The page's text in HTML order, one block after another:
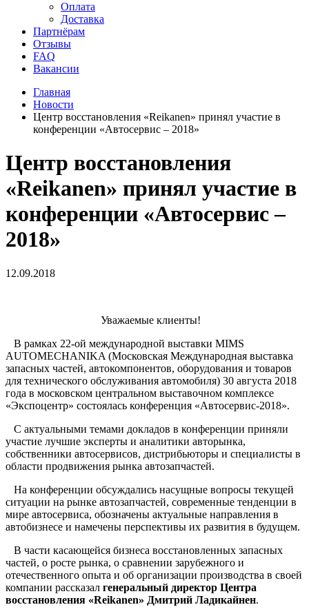
Оплата
Доставка
Партнёрам
Отзывы
FAQ
Вакансии
Главная
Новости
Центр восстановления «Reikanen» принял участие в
конференции «Автосервис – 2018»
Центр восстановления
«Reikanen» принял участие в
конференции «Автосервис –
2018»
12.09.2018
Уважаемые клиенты!
В рамках 22-ой международной выставки MIMS
AUTOMECHANIKA (Московская Международная выставка
запасных частей, автокомпонентов, оборудования и товаров
для технического обслуживания автомобиля) 30 августа 2018
года в московском центральном выставочном комплексе
«Экспоцентр» состоялась конференция «Автосервис-2018».
С актуальными темами докладов в конференции приняли
участие лучшие эксперты и аналитики авторынка,
собственники автосервисов, дистрибьюторы и специалисты в
области продвижения рынка автозапчастей.
На конференции обсуждались насущные вопросы текущей
ситуации на рынке автозапчастей, современные тенденции в
мире автосервиса, обозначены актуальные направления в
автобизнесе и намечены перспективы их развития в будущем.
В части касающейся бизнеса восстановленных запасных
частей, о росте рынка, о сравнении зарубежного и
отечественного опыта и об организации производства в своей
компании рассказал генеральный директор Центра
восстановления «Reikanen» Дмитрий Ладикайнен.